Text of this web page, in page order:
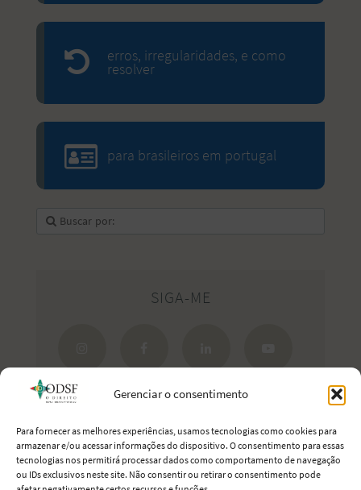
Gerenciar o consentimento
Para fornecer as melhores experiências, usamos tecnologias como cookies para
armazenar e/ou acessar informações do dispositivo. O consentimento para essas
tecnologias nos permitirá processar dados como comportamento de navegação
ou IDs exclusivos neste site. Não consentir ou retirar o consentimento pode
erros, irregularidades, e como
resolver
para brasileiros em portugal
SIGA-ME
Estreite seus laços com Portugal.